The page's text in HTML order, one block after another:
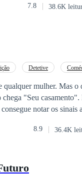
uma nova chance de
7.8 38.6K
Detetive
mulher. Mas o
"Seu casamento".
8.9 36.4K